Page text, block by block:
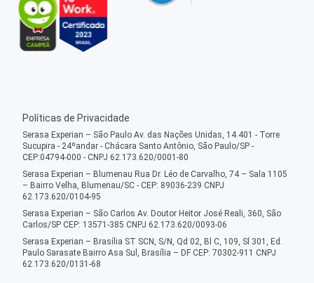
Políticas de Privacidade
Serasa Experian – São Paulo Av. das Nações Unidas, 14.401 - Torre
Sucupira - 24ºandar - Chácara Santo Antônio, São Paulo/SP -
CEP:04794-000 - CNPJ 62.173.620/0001-80
Serasa Experian – Blumenau Rua Dr. Léo de Carvalho, 74 – Sala 1105
– Bairro Velha, Blumenau/SC - CEP: 89036-239 CNPJ
62.173.620/0104-95
Serasa Experian – São Carlos Av. Doutor Heitor José Reali, 360, São
Carlos/SP CEP: 13571-385 CNPJ 62.173.620/0093-06
Serasa Experian – Brasília ST SCN, S/N, Qd 02, Bl C, 109, Sl 301, Ed.
Paulo Sarasate Bairro Asa Sul, Brasília – DF CEP: 70302-911 CNPJ
62.173.620/0131-68